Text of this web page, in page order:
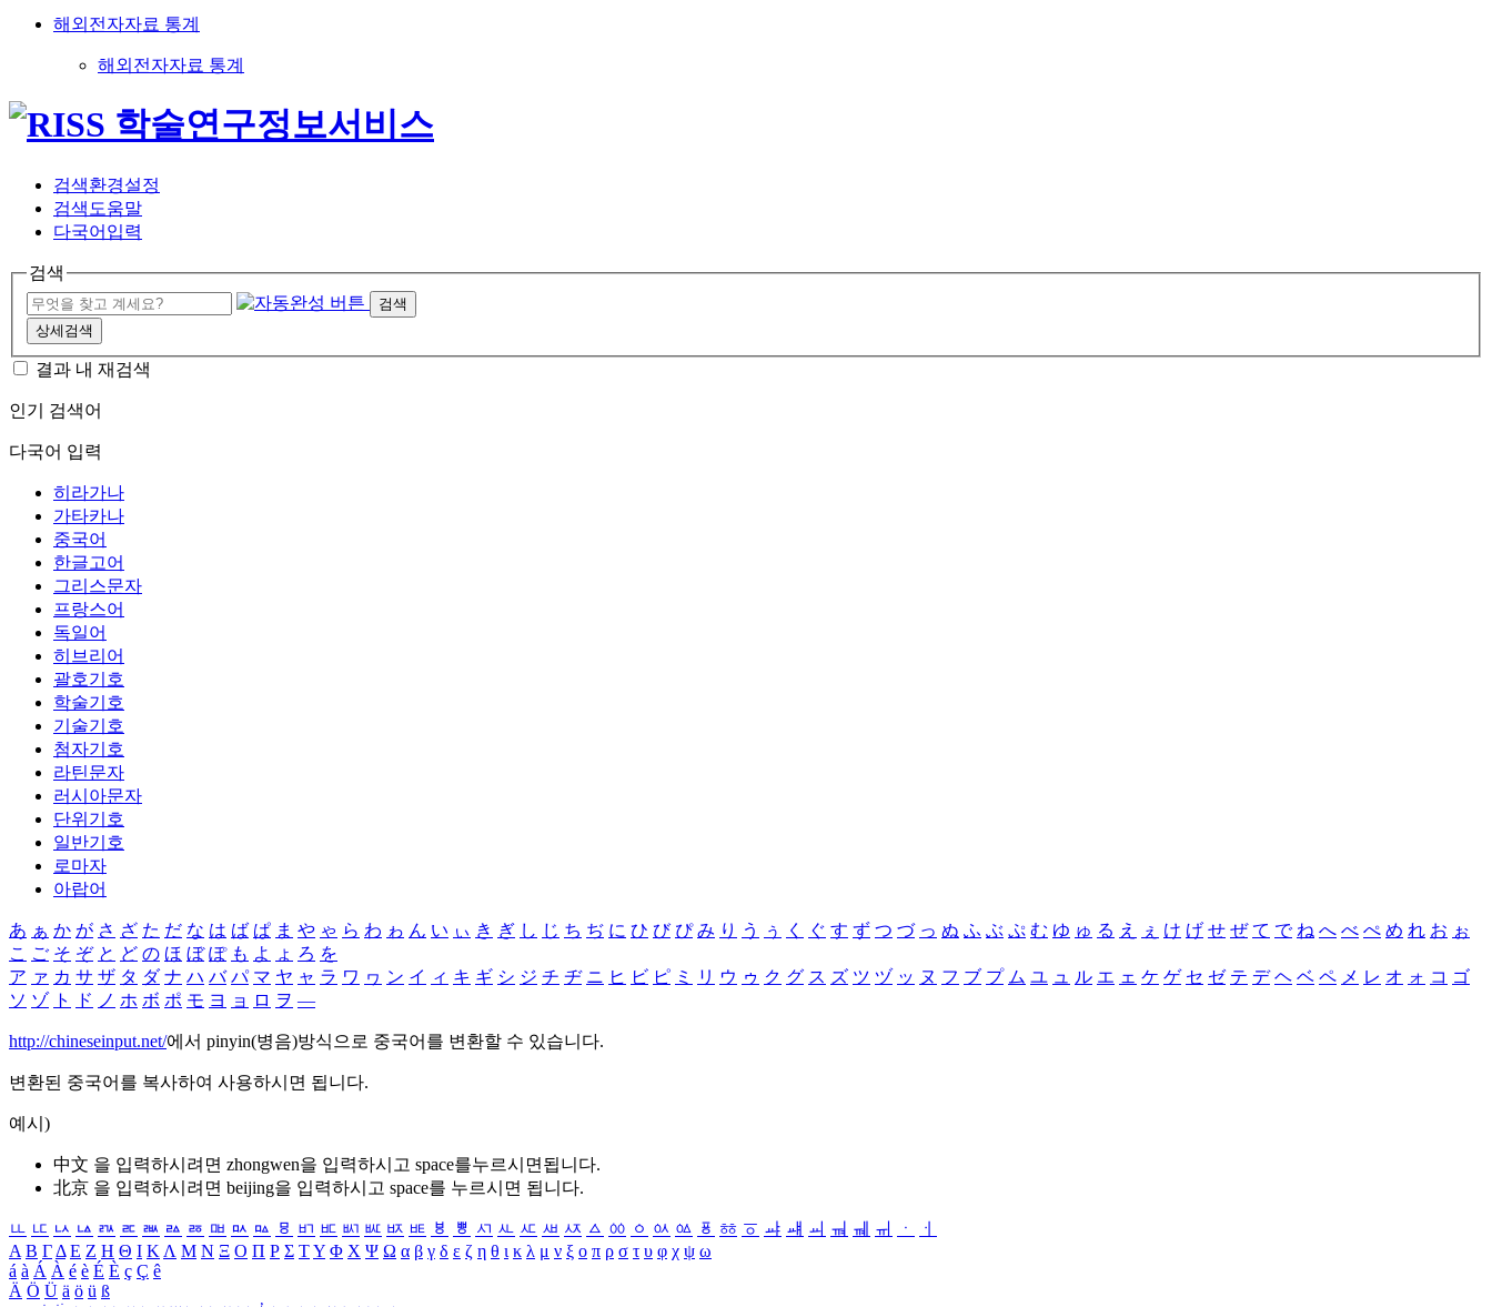
해외전자자료 통계
해외전자자료 통계
검색환경설정
검색도움말
다국어입력
검색
검색
상세검색
결과 내 재검색
인기 검색어
다국어 입력
히라가나
가타카나
중국어
한글고어
그리스문자
프랑스어
독일어
히브리어
괄호기호
학술기호
기술기호
첨자기호
라틴문자
러시아문자
단위기호
일반기호
로마자
아랍어
あ ぁ か が さ ざ た だ な は ば ぱ ま や ゃ ら わ ゎ ん い ぃ き ぎ し じ ち ぢ に ひ び ぴ み り う ぅ く ぐ す ず つ づ っ ぬ ふ ぶ ぷ む ゆ ゅ る え ぇ け げ せ ぜ て で ね へ べ ぺ め れ お ぉ
こ ご そ ぞ と ど の ほ ぼ ぽ も よ ょ ろ を
ア ァ カ サ ザ タ ダ ナ ハ バ パ マ ヤ ャ ラ ワ ヮ ン イ ィ キ ギ シ ジ チ ヂ ニ ヒ ビ ピ ミ リ ウ ゥ ク グ ス ズ ツ ヅ ッ ヌ フ ブ プ ム ユ ュ ル エ ェ ケ ゲ セ ゼ テ デ ヘ ベ ペ メ レ オ ォ コ ゴ
ソ ゾ ト ド ノ ホ ボ ポ モ ヨ ョ ロ ヲ ―
http://chineseinput.net/에서 pinyin(병음)방식으로 중국어를 변환할 수 있습니다.
변환된 중국어를 복사하여 사용하시면 됩니다.
예시)
中文 을 입력하시려면 zhongwen을 입력하시고 space를누르시면됩니다.
北京 을 입력하시려면 beijing을 입력하시고 space를 누르시면 됩니다.
ㅥ ㅦ ㅧ ㅨ ㅩ ㅪ ㅫ ㅬ ㅭ ㅮ ㅯ ㅰ ㅱ ㅲ ㅳ ㅴ ㅵ ㅶ ㅷ ㅸ ㅹ ㅺ ㅻ ㅼ ㅽ ㅾ ㅿ ㆀ ㆁ ㆂ ㆃ ㆄ ㆅ ㆆ ㆇ ㆈ ㆉ ㆊ ㆋ ㆌ ㆍ
ㆎ
Α Β ΓΔ Ε Ζ Η Θ Ι ΚΛ Μ Ν Ξ Ο Π Ρ Σ ΤΥ Φ Χ Ψ Ω α β γ δ ε ζ η θ ι κ λ μ ν ξ ο π ρ σ τ υ φ χ ψ ω
á à Á À é è É È ç Ç ê
Ä Ö Ü ä ö ü ß